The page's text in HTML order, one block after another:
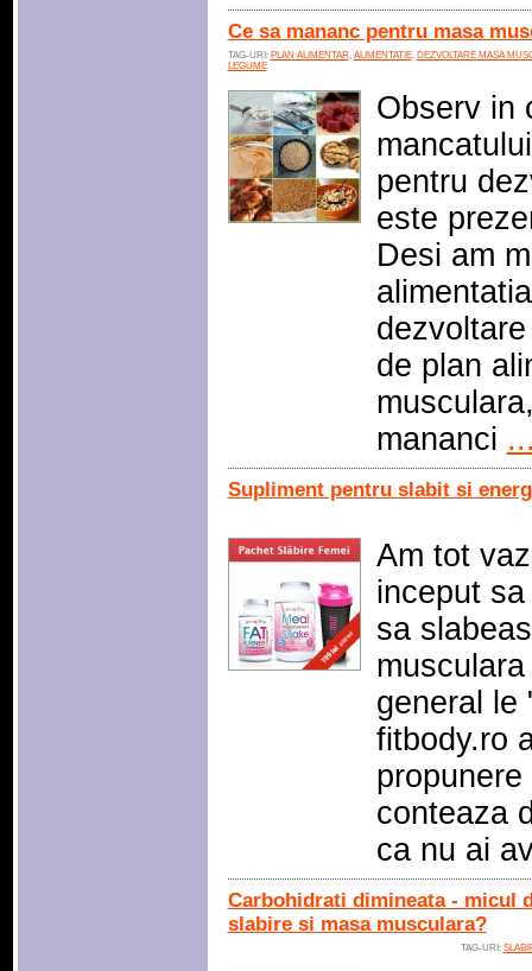
Ce sa mananc pentru masa
TAG-URI: PLAN ALIMENTAR, ALIMENTATIE, DEZVOLTARE MASA
LEGUME
Observ in
pentru
este
Desi am
de plan
mananci
Supliment pentru slabit si
Am tot
inceput
sa
general le
fitbody.ro
conteaza
ca nu ai
Carbohidrati dimineata - micul
slabire si masa musculara?
TAG-URI: